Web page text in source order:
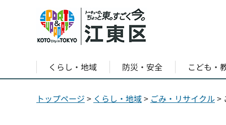
くらし・地域 防災・安全 こども・
トップページ > くらし・地域> ごみ・リサイクル >